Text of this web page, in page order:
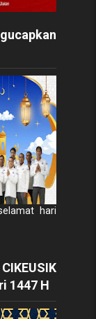
hari
1447 H